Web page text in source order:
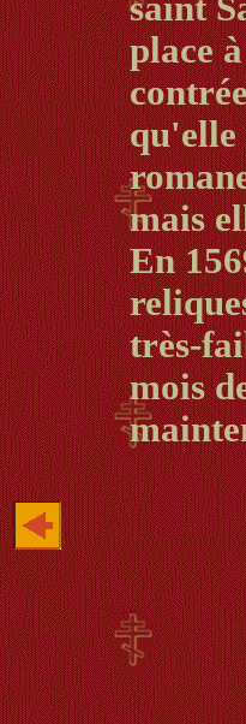
saint
place
qu'elle
mais
En
très-
mois